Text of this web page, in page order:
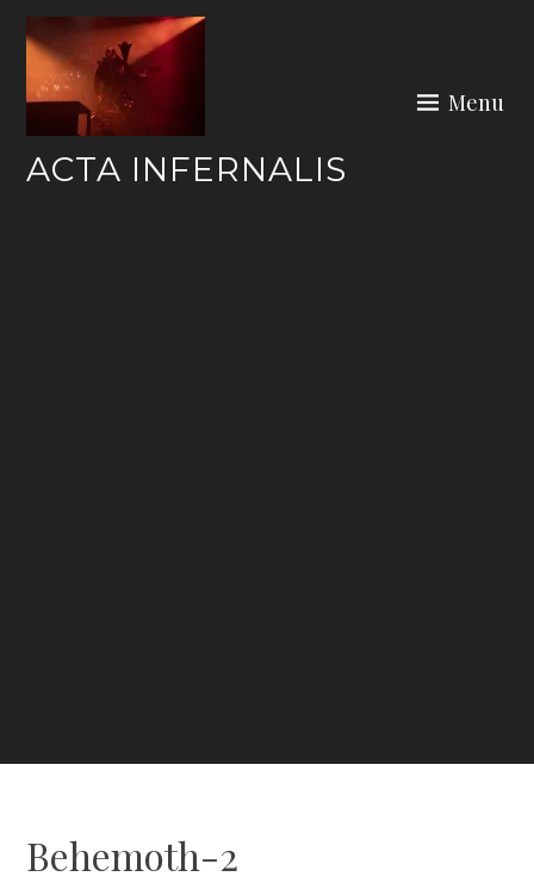
Skip
content
ACTA INFERNALIS
Menu
Behemoth-2